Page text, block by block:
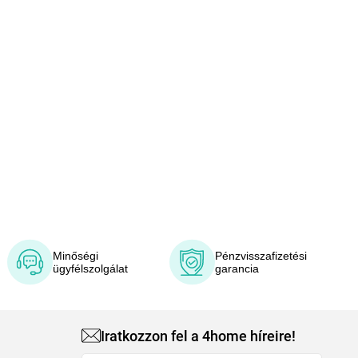
Minőségi
ügyfélszolgálat
Pénzvisszafizetési
garancia
Iratkozzon fel a 4home híreire!